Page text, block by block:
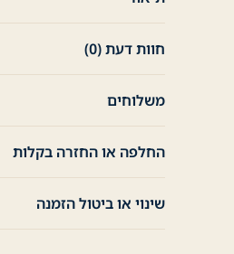
חוות דעת (0)
משלוחים
החלפה או החזרה בקלות
שינוי או ביטול הזמנה